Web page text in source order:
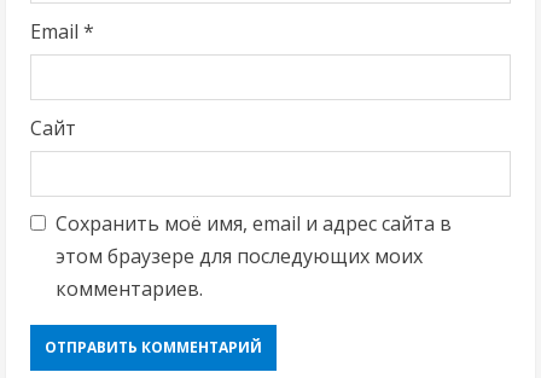
Email *
Сайт
Сохранить моё имя, email и адрес сайта в
этом браузере для последующих моих
комментариев.